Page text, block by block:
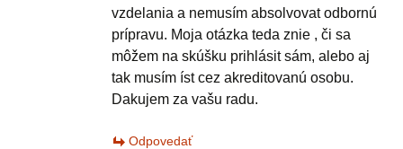
vzdelania a nemusím absolvovat odbornú
prípravu. Moja otázka teda znie , či sa
môžem na skúšku prihlásit sám, alebo aj
tak musím íst cez akreditovanú osobu.
Dakujem za vašu radu.
Odpovedať